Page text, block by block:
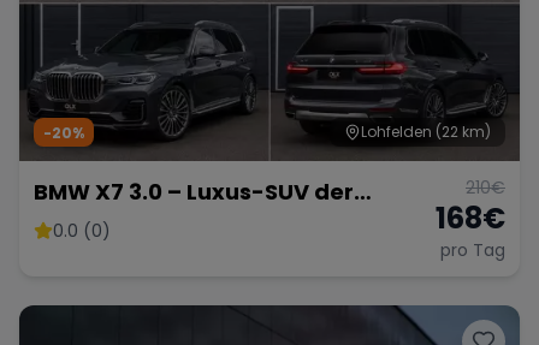
Lohfelden (22 km)
-20%
BMW X7 3.0 – Luxus-SUV der
Extraklasse
0.0 (0)
210€
168€
pro Tag